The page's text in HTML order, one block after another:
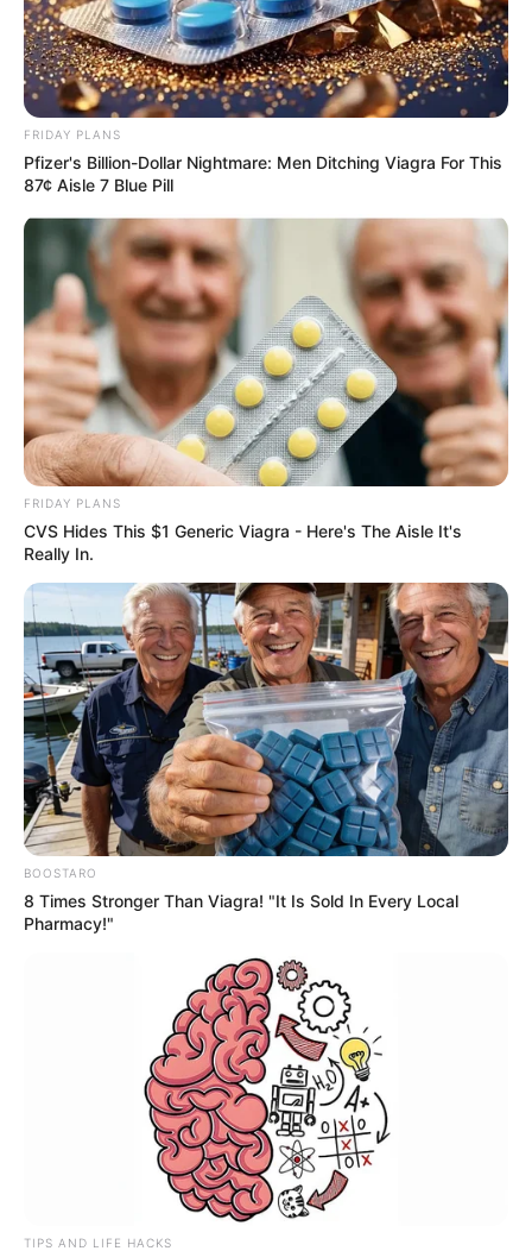
FRIDAY PLANS
Pfizer's Billion-Dollar Nightmare: Men Ditching Viagra For This
87¢ Aisle 7 Blue Pill
FRIDAY PLANS
CVS Hides This $1 Generic Viagra - Here's The Aisle It's
Really In.
BOOSTARO
8 Times Stronger Than Viagra! "It Is Sold In Every Local
Pharmacy!"
TIPS AND LIFE HACKS